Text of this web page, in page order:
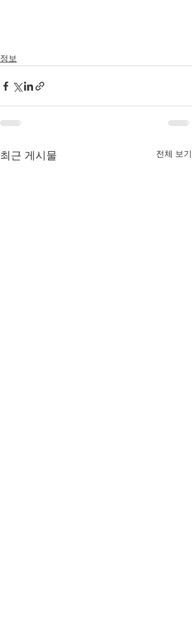
정보
최근 게시물 전체 보기